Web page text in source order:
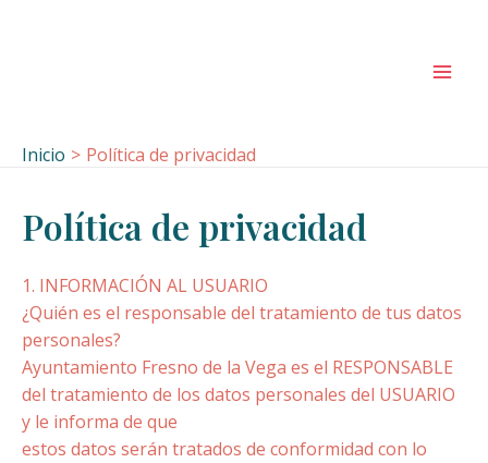
Inicio Política de privacidad
Política de privacidad
1. INFORMACIÓN AL USUARIO
¿Quién es el responsable del tratamiento de tus datos
personales?
Ayuntamiento Fresno de la Vega es el RESPONSABLE
del tratamiento de los datos personales del USUARIO
y le informa de que
estos datos serán tratados de conformidad con lo